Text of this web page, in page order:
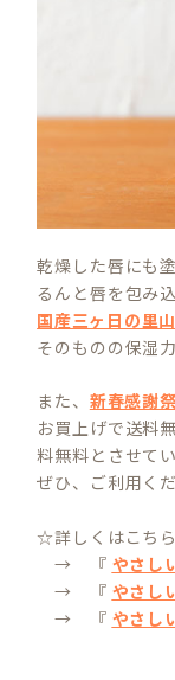
乾燥した唇にも
るんと唇を包み込
国産三ヶ日の里
そのものの保湿
また、 新春感謝
お買上げで送料
料無料とさせて
ぜひ、ご利用くだ
☆詳しくはこち
→ 『 やさし
→ 『 やさし
→ 『 やさし